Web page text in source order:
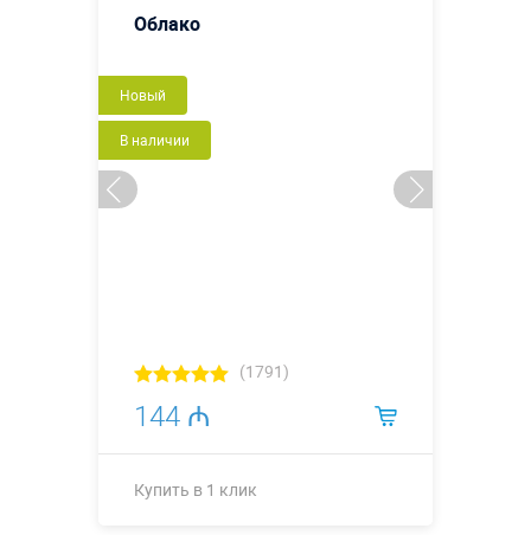
Облако
Новый
В наличии
(1791)
144 ₼
Купить в 1 клик